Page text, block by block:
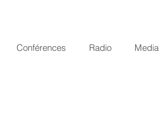
Conférences Radio Media